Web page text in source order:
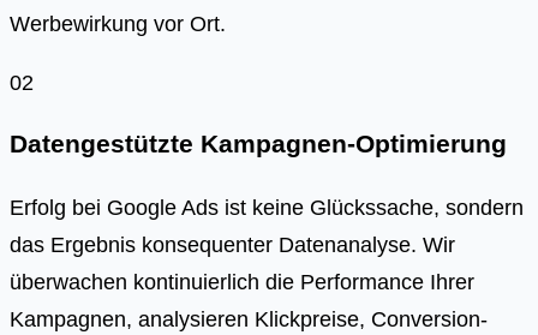
Werbewirkung vor Ort.
02
Datengestützte Kampagnen-Optimierung
Erfolg bei Google Ads ist keine Glückssache, sondern
das Ergebnis konsequenter Datenanalyse. Wir
überwachen kontinuierlich die Performance Ihrer
Kampagnen, analysieren Klickpreise, Conversion-